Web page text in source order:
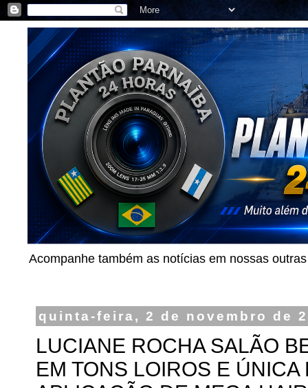
Acompanhe também as notícias em nossas
quinta-feira, 2 de novembro de
LUCIANE ROCHA SALÃO
EM TONS LOIROS E ÚNICA